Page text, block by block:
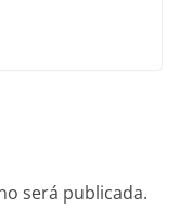
será publicada.